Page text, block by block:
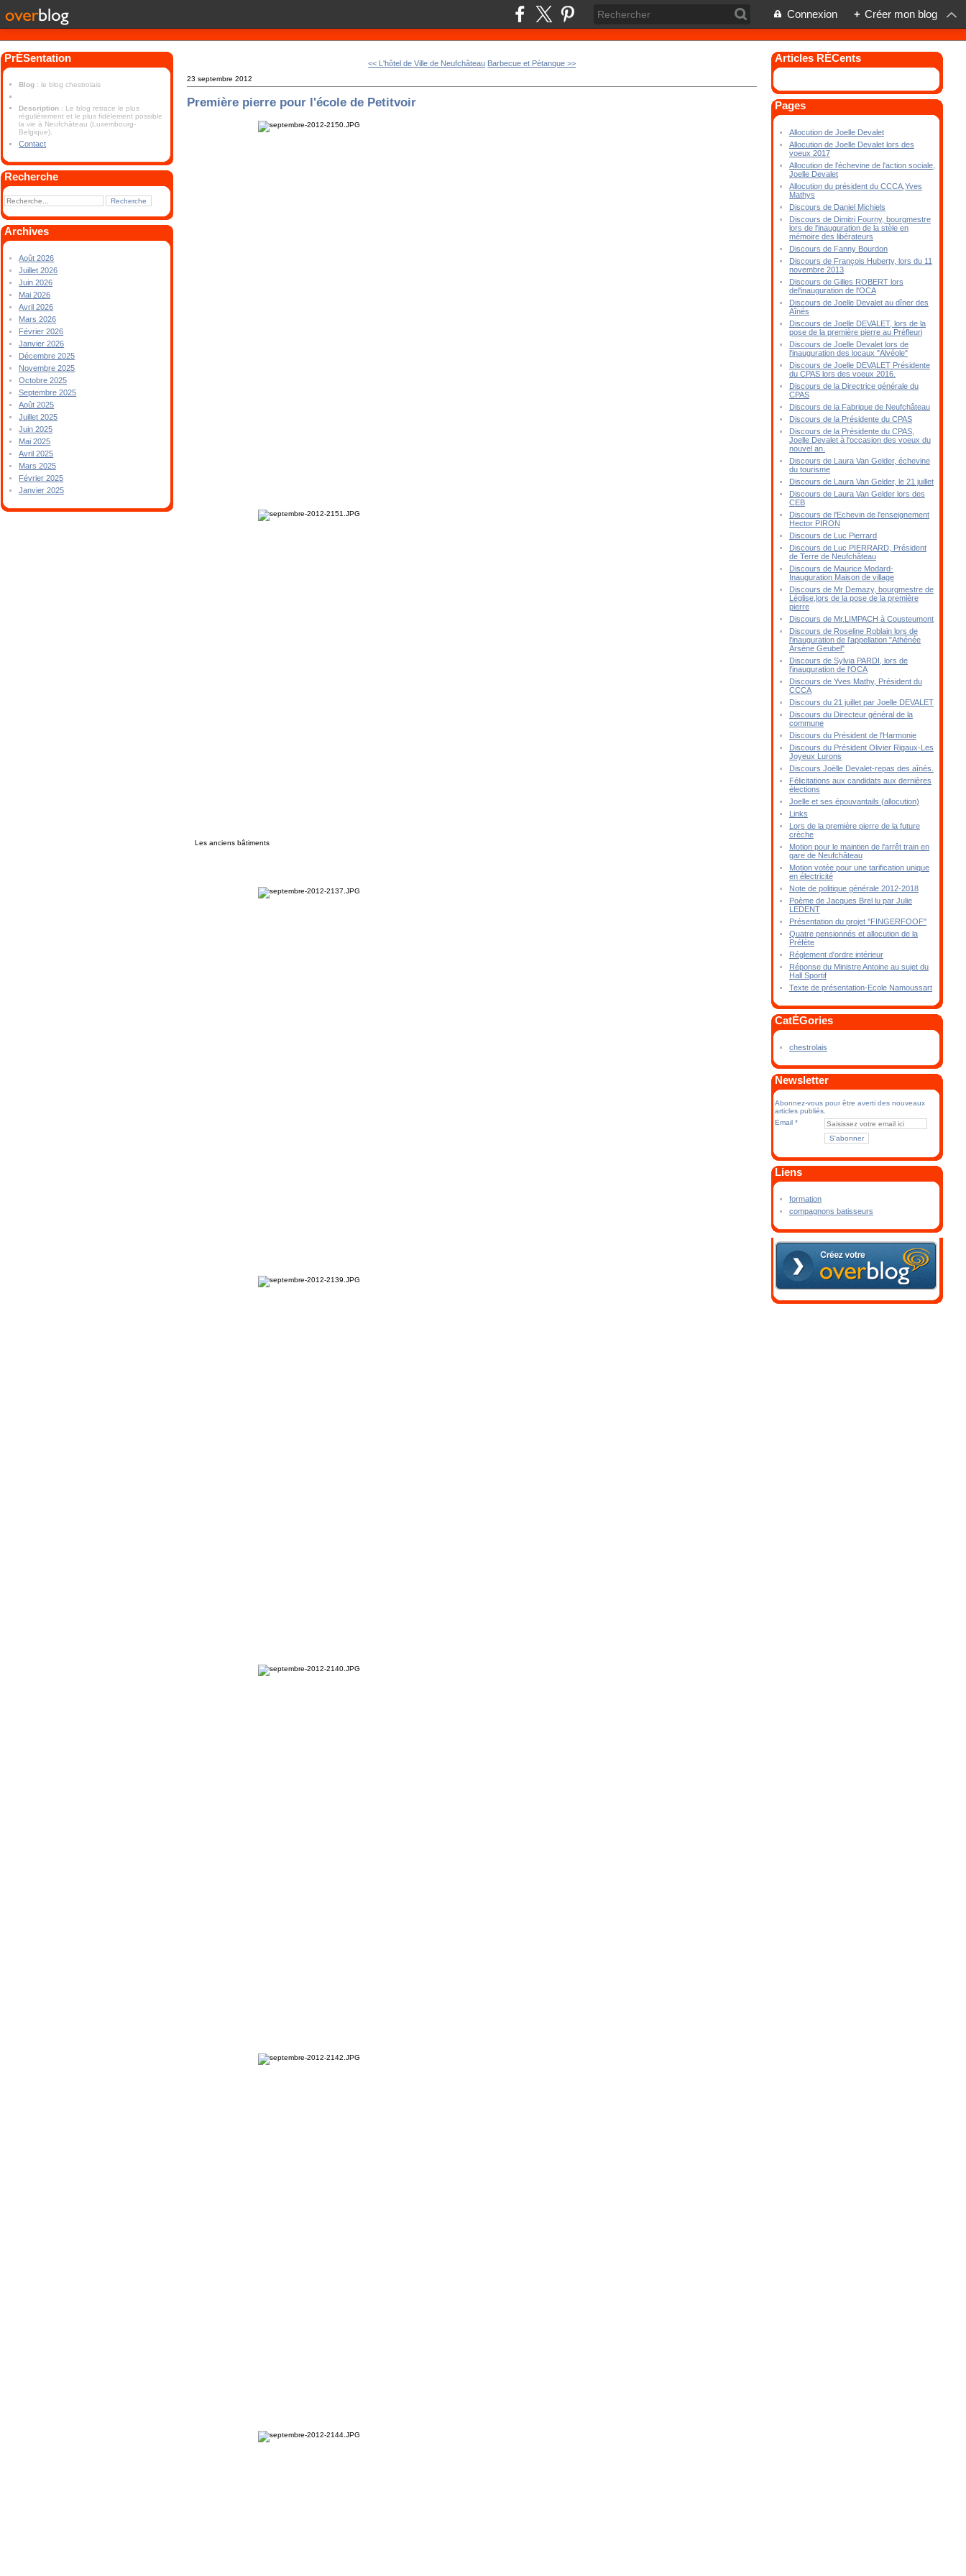
Connexion + Créer mon blog
PrÉSentation
Blog : le blog chestrolais
Description : Le blog retrace le plus
régulièrement et le plus fidèlement possible
la vie à Neufchâteau (Luxembourg-
Belgique).
Contact
Recherche
Archives
Août 2026
Juillet 2026
Juin 2026
Mai 2026
Avril 2026
Mars 2026
Février 2026
Janvier 2026
Décembre 2025
Novembre 2025
Octobre 2025
Septembre 2025
Août 2025
Juillet 2025
Juin 2025
Mai 2025
Avril 2025
Mars 2025
Février 2025
Janvier 2025
<< L'hôtel de Ville de Neufchâteau Barbecue et Pétanque >>
23 septembre 2012
Première pierre pour l'école de Petitvoir
Les anciens bâtiments
Articles RÉCents
Pages
Allocution de Joelle Devalet
Allocution de Joelle Devalet lors des
voeux 2017
Allocution de l'échevine de l'action sociale,
Joelle Devalet
Allocution du président du CCCA,Yves
Mathys
Discours de Daniel Michiels
Discours de Dimitri Fourny, bourgmestre
lors de l'inauguration de la stèle en
mémoire des libérateurs
Discours de Fanny Bourdon
Discours de François Huberty, lors du 11
novembre 2013
Discours de Gilles ROBERT lors
del'inauguration de l'OCA
Discours de Joelle Devalet au dîner des
Aînés
Discours de Joelle DEVALET, lors de la
pose de la première pierre au Préfleuri
Discours de Joelle Devalet lors de
l'inauguration des locaux "Alvéole"
Discours de Joelle DEVALET Présidente
du CPAS lors des voeux 2016.
Discours de la Directrice générale du
CPAS
Discours de la Fabrique de Neufchâteau
Discours de la Présidente du CPAS
Discours de la Présidente du CPAS,
Joelle Devalet à l'occasion des voeux du
nouvel an.
Discours de Laura Van Gelder, échevine
du tourisme
Discours de Laura Van Gelder, le 21 juillet
Discours de Laura Van Gelder lors des
CEB
Discours de l'Echevin de l'enseignement
Hector PIRON
Discours de Luc Pierrard
Discours de Luc PIERRARD, Président
de Terre de Neufchâteau
Discours de Maurice Modard-
Inauguration Maison de village
Discours de Mr Demazy, bourgmestre de
Léglise,lors de la pose de la première
pierre
Discours de Mr.LIMPACH à Cousteumont
Discours de Roseline Roblain lors de
l'inauguration de l'appellation "Athénée
Arsène Geubel"
Discours de Sylvia PARDI, lors de
l'inauguration de l'OCA
Discours de Yves Mathy, Président du
CCCA
Discours du 21 juillet par Joelle DEVALET
Discours du Directeur général de la
commune
Discours du Président de l'Harmonie
Discours du Président Olivier Rigaux-Les
Joyeux Lurons
Discours Joëlle Devalet-repas des aînés.
Félicitations aux candidats aux dernières
élections
Joelle et ses épouvantails (allocution)
Links
Lors de la première pierre de la future
crèche
Motion pour le maintien de l'arrêt train en
gare de Neufchâteau
Motion votée pour une tarification unique
en électricité
Note de politique générale 2012-2018
Poème de Jacques Brel lu par Julie
LEDENT
Présentation du projet "FINGERFOOF"
Quatre pensionnés et allocution de la
Préfète
Réglement d'ordre intérieur
Réponse du Ministre Antoine au sujet du
Hall Sportif
Texte de présentation-Ecole Namoussart
CatÉGories
chestrolais
Newsletter
Abonnez-vous pour être averti des nouveaux
articles publiés.
Email
Liens
formation
compagnons batisseurs